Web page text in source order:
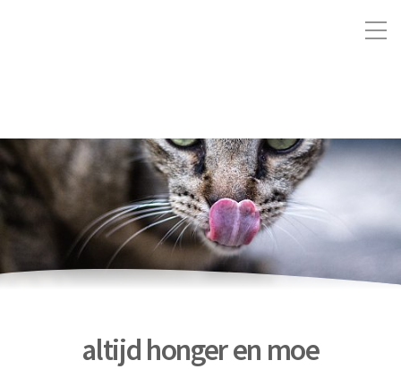
altijd honger en moe